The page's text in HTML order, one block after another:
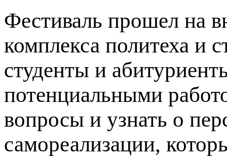
Фестиваль прошел на
комплекса политеха и
студенты и
потенциальными
вопросы и узнать о
самореализации,